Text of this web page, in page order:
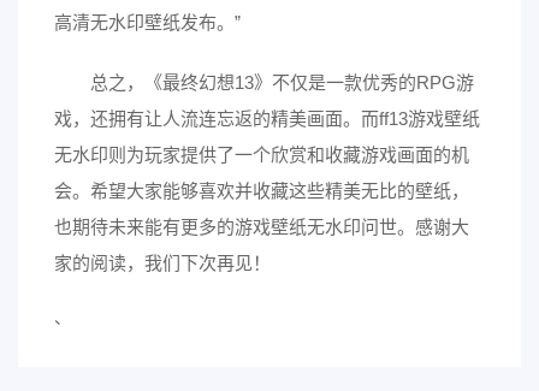
高清无水印壁纸发布。”
总之，《最终幻想13》不仅是一款优秀的RPG游
戏，还拥有让人流连忘返的精美画面。而ff13游戏壁纸
无水印则为玩家提供了一个欣赏和收藏游戏画面的机
会。希望大家能够喜欢并收藏这些精美无比的壁纸，
也期待未来能有更多的游戏壁纸无水印问世。感谢大
家的阅读，我们下次再见！
、